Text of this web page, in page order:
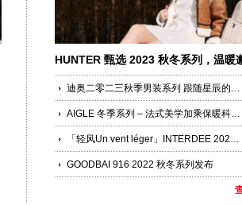
HUNTER 甄选 2023 秋冬系列，温暖
礼遇季
迪奥二零二三秋季男装系列 跟随星辰的指引
AIGLE 冬季系列 – 法式美学加乘保暖科技，许冬天以时尚
「轻风Un vent léger」INTERDEE 2023春夏系列巴黎时装周正式发布！
GOODBAI 916 2022 秋冬系列发布